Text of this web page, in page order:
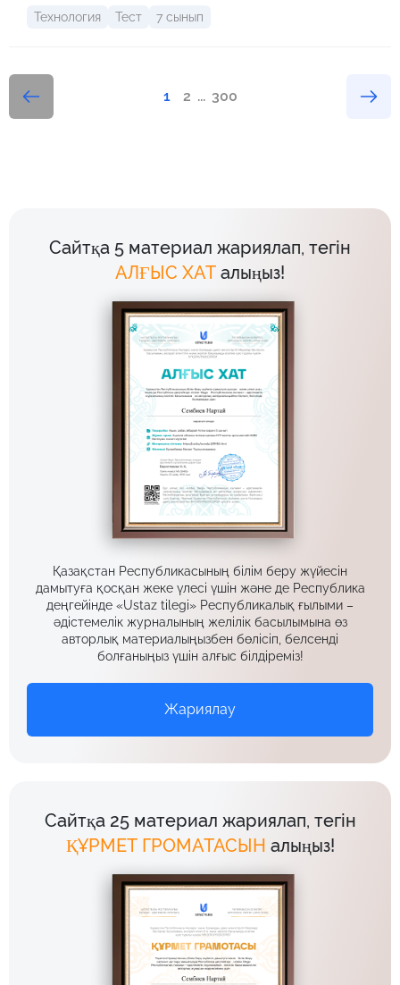
Технология Тест 7 сынып
1 2 ... 300
Сайтқа 5 материал жариялап, тегін
АЛҒЫС ХАТ алыңыз!
Қазақстан Республикасының білім беру жүйесін
дамытуға қосқан жеке үлесі үшін және де Республика
деңгейінде «Ustaz tilegi» Республикалық ғылыми –
әдістемелік журналының желілік басылымына өз
авторлық материалыңызбен бөлісіп, белсенді
болғаныңыз үшін алғыс білдіреміз!
Жариялау
Сайтқа 25 материал жариялап, тегін
ҚҰРМЕТ ГРОМАТАСЫН алыңыз!